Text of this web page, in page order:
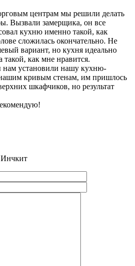
центрам мы решили делать
Вызвали замерщика, он все
кухню именно такой, как
сложилась окончательно. Не
вариант, но кухня идеально
такой, как мне нравится.
нам установили нашу кухню-
кривым стенам, им пришлось
шкафчиков, но результат
Инчкит